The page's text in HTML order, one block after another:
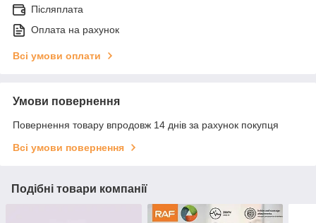
Післяплата
Оплата на рахунок
Всі умови оплати
Умови повернення
Повернення товару впродовж 14 днів за рахунок покупця
Всі умови повернення
Подібні товари компанії